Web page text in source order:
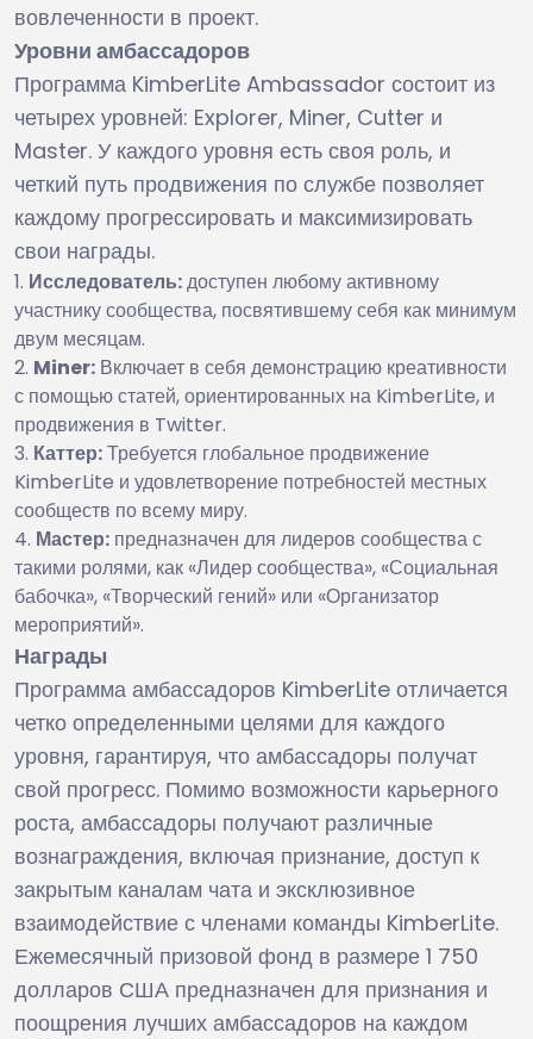
вовлеченности в проект.
Уровни амбассадоров
Программа KimberLite Ambassador состоит из
четырех уровней: Explorer, Miner, Cutter и
Master. У каждого уровня есть своя роль, и
четкий путь продвижения по службе позволяет
каждому прогрессировать и максимизировать
свои награды.
Исследователь:доступен любому активному
участнику сообщества, посвятившему себя как минимум
двум месяцам.
Miner: Включает в себя демонстрацию креативности
с помощью статей, ориентированных на KimberLite, и
продвижения в Twitter.
Каттер:Требуется глобальное продвижение
KimberLite и удовлетворение потребностей местных
сообществ по всему миру.
Мастер: предназначен для лидеров сообщества с
такими ролями, как «Лидер сообщества», «Социальная
бабочка», «Творческий гений» или «Организатор
мероприятий».
Награды
Программа амбассадоров KimberLite отличается
четко определенными целями для каждого
уровня, гарантируя, что амбассадоры получат
свой прогресс. Помимо возможности карьерного
роста, амбассадоры получают различные
вознаграждения, включая признание, доступ к
закрытым каналам чата и эксклюзивное
взаимодействие с членами команды KimberLite.
Ежемесячный призовой фонд в размере 1 750
долларов США предназначен для признания и
поощрения лучших амбассадоров на каждом